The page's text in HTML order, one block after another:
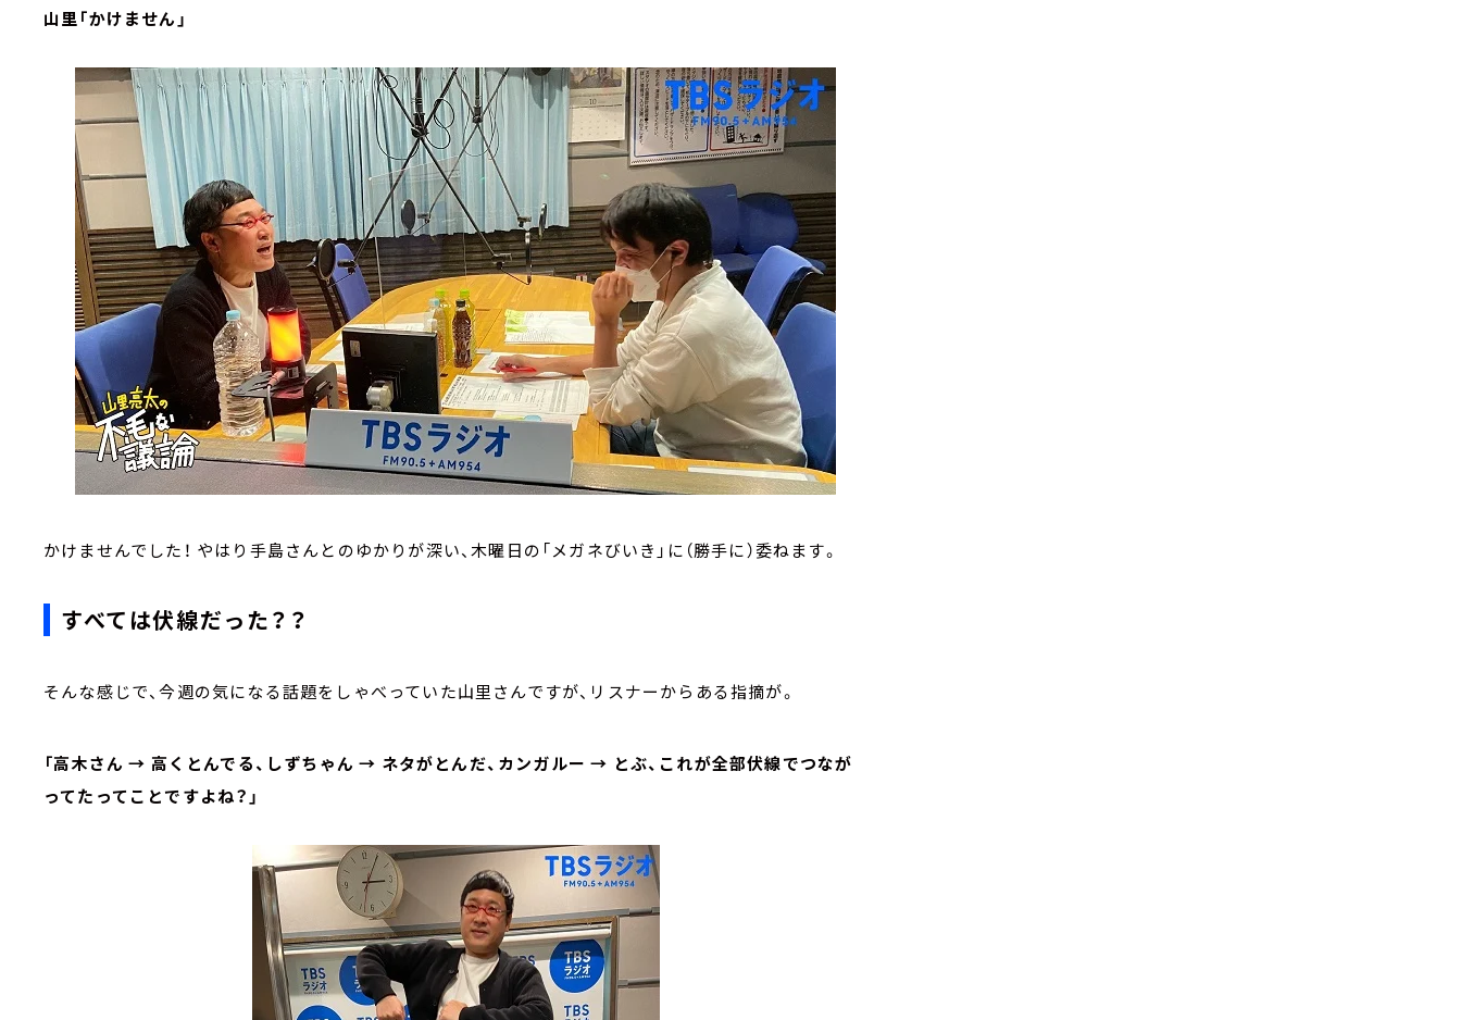
山里「かけません」
かけませんでした！ やはり手島さんとのゆかりが深い、木曜日の「メガネびいき」に（勝手に）委ねます。
すべては伏線だった？？
そんな感じで、今週の気になる話題をしゃべっていた山里さんですが、リスナーからある指摘が。
「高木さん → 高くとんでる、しずちゃん → ネタがとんだ、カンガルー → とぶ、これが全部伏線でつなが
ってたってことですよね？」